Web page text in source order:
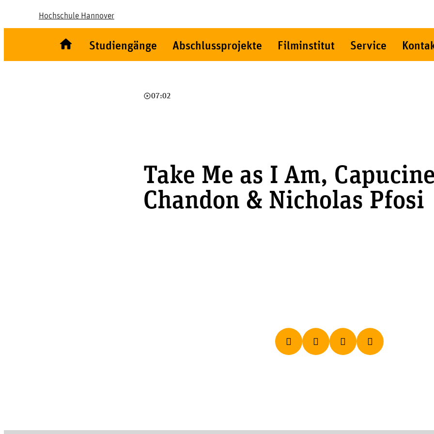
Hochschule Hannover
Studiengänge Abschlussprojekte Filminstitut Service
play_circle_outline07:02
Take Me as I Am, Capucine
Chandon & Nicholas Pfosi